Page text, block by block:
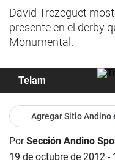
David Trezeguet
presente en el derby
Monumental.
Telam
Agregar Sitio Andino
PorSección Andino
19 de octubre de 2012 -